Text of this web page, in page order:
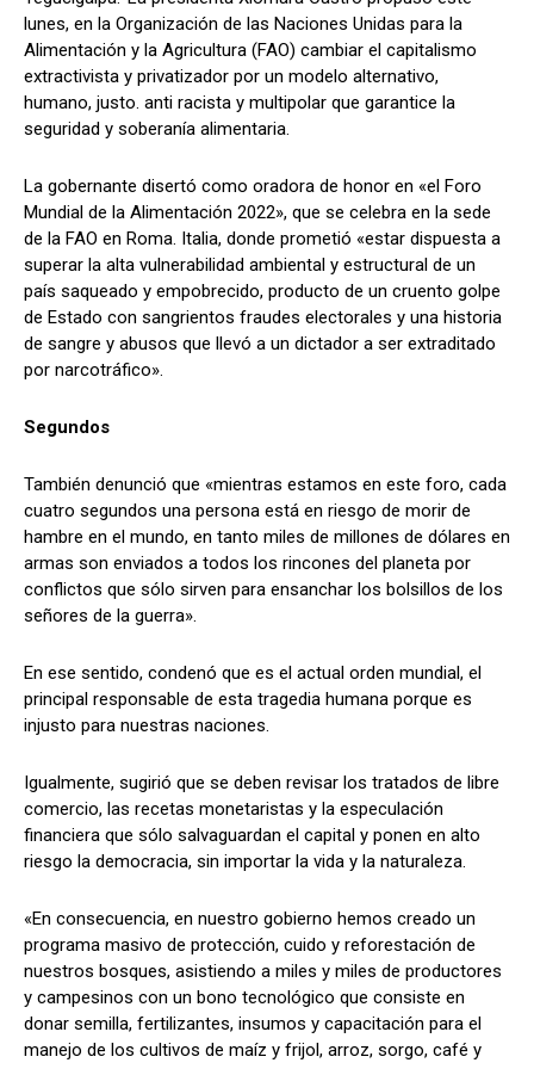
Comparta
Facebook X WhatsApp
Síganos
Comparta
Facebook X WhatsApp
Síganos
lunes, en la Organización de las Naciones Unidas para la
Alimentación y la Agricultura (FAO) cambiar el capitalismo
extractivista y privatizador por un modelo alternativo,
humano, justo. anti racista y multipolar que garantice la
seguridad y soberanía alimentaria.
La gobernante disertó como oradora de honor en «el Foro
Mundial de la Alimentación 2022», que se celebra en la sede
de la FAO en Roma. Italia, donde prometió «estar dispuesta a
superar la alta vulnerabilidad ambiental y estructural de un
país saqueado y empobrecido, producto de un cruento golpe
de Estado con sangrientos fraudes electorales y una historia
de sangre y abusos que llevó a un dictador a ser extraditado
por narcotráfico».
Segundos
También denunció que «mientras estamos en este foro, cada
cuatro segundos una persona está en riesgo de morir de
hambre en el mundo, en tanto miles de millones de dólares en
armas son enviados a todos los rincones del planeta por
conflictos que sólo sirven para ensanchar los bolsillos de los
señores de la guerra».
En ese sentido, condenó que es el actual orden mundial, el
principal responsable de esta tragedia humana porque es
injusto para nuestras naciones.
Igualmente, sugirió que se deben revisar los tratados de libre
comercio, las recetas monetaristas y la especulación
financiera que sólo salvaguardan el capital y ponen en alto
riesgo la democracia, sin importar la vida y la naturaleza.
«En consecuencia, en nuestro gobierno hemos creado un
programa masivo de protección, cuido y reforestación de
nuestros bosques, asistiendo a miles y miles de productores
y campesinos con un bono tecnológico que consiste en
donar semilla, fertilizantes, insumos y capacitación para el
manejo de los cultivos de maíz y frijol, arroz, sorgo, café y